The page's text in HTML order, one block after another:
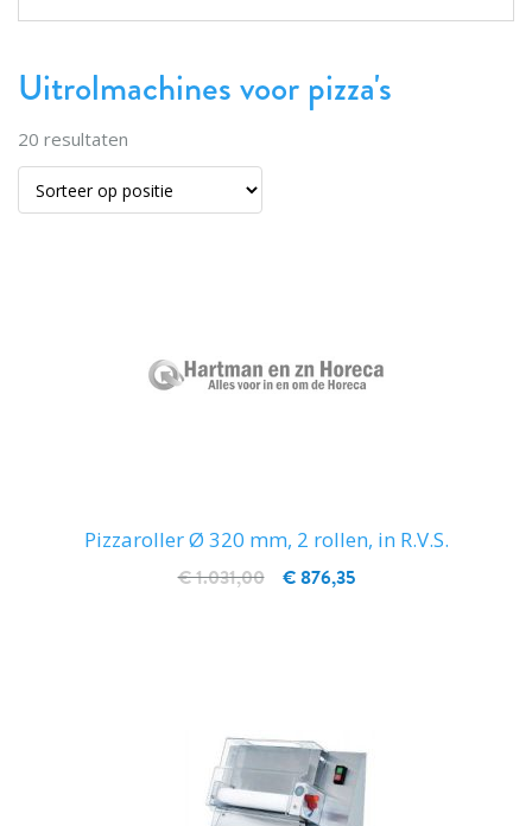
Uitrolmachines voor pizza's
20 resultaten
Pizzaroller Ø 320 mm, 2 rollen, in R.V.S.
€ 876,35
€ 1.031,00